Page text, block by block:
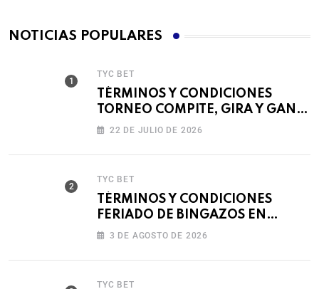
NOTICIAS POPULARES
TYC BET
TÉRMINOS Y CONDICIONES
TORNEO COMPITE, GIRA Y GANA
🎰 22 DE JULIO DE 2026
TYC BET
TÉRMINOS Y CONDICIONES
FERIADO DE BINGAZOS EN
BET593
3 DE AGOSTO DE 2026
TYC BET